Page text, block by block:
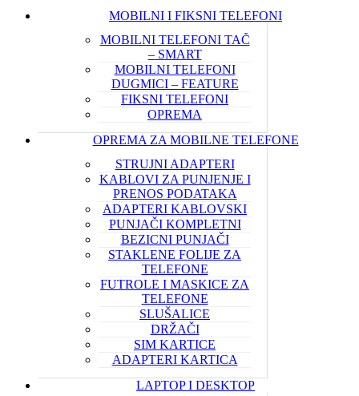
MOBILNI I FIKSNI TELEFONI
MOBILNI TELEFONI TAČ
– SMART
MOBILNI TELEFONI
DUGMICI – FEATURE
FIKSNI TELEFONI
OPREMA
OPREMA ZA MOBILNE TELEFONE
STRUJNI ADAPTERI
KABLOVI ZA PUNJENJE I
PRENOS PODATAKA
ADAPTERI KABLOVSKI
PUNJAČI KOMPLETNI
BEZICNI PUNJAČI
STAKLENE FOLIJE ZA
TELEFONE
FUTROLE I MASKICE ZA
TELEFONE
SLUŠALICE
DRŽAČI
SIM KARTICE
ADAPTERI KARTICA
LAPTOP I DESKTOP